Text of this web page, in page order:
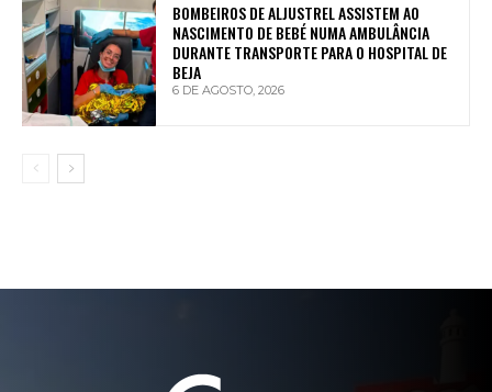
BOMBEIROS DE ALJUSTREL ASSISTEM AO
NASCIMENTO DE BEBÉ NUMA AMBULÂNCIA
DURANTE TRANSPORTE PARA O HOSPITAL DE
BEJA
6 DE AGOSTO, 2026